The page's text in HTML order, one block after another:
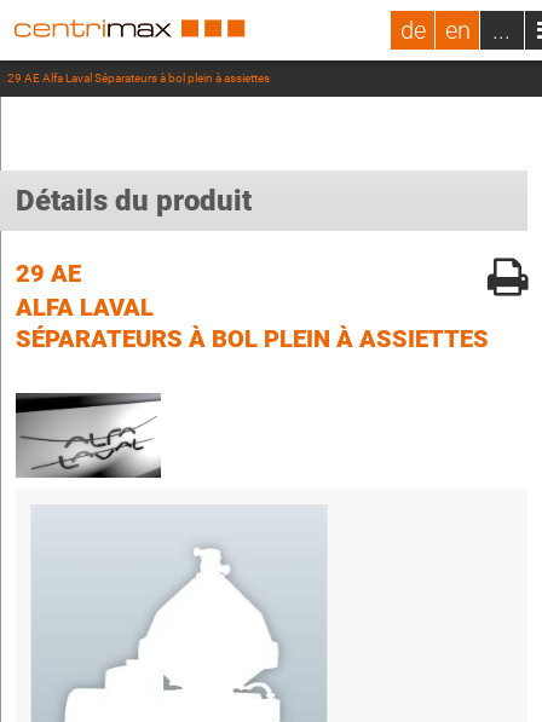
de en ...
29 AE Alfa Laval Séparateurs à bol plein à assiettes
Détails du produit
29 AE
ALFA LAVAL
SÉPARATEURS À BOL PLEIN À ASSIETTES